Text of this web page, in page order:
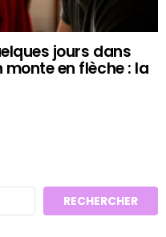
jours dans
en flèche : la
RECHERCHER